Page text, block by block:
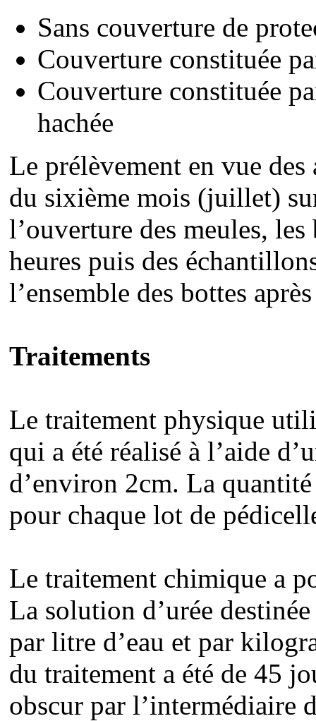
Sans couverture de
Couverture constituée
Couverture constituée
hachée
Le prélèvement en vue
du sixième mois (juillet)
l’ouverture des meules,
heures puis des
l’ensemble des bottes
Traitements
Le traitement physique
qui a été réalisé à l’aide
d’environ 2cm. La
pour chaque lot de
Le traitement chimique a
La solution d’urée
par litre d’eau et par
du traitement a été de 45
obscur par l’intermédiaire